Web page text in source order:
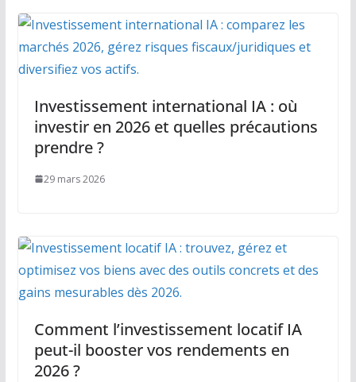
Investissement international IA : où
investir en 2026 et quelles précautions
prendre ?
29 mars 2026
Comment l’investissement locatif IA
peut-il booster vos rendements en
2026 ?